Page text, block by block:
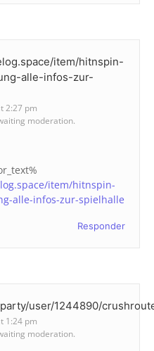
item/hitnspin-
alle-infos-zur-
2:27 pm
moderation.
item/hitnspin-
alle-infos-zur-spielhalle
Responder
user/1244890/
1:24 pm
moderation.